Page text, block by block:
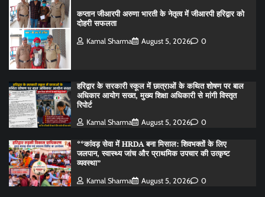
कप्तान जीआरपी अरुणा भारती के नेतृत्व में जीआरपी हरिद्वार को
दोहरी सफलता
Kamal Sharma August 5, 2026 0
हरिद्वार के सरकारी स्कूल में छात्राओं के कथित शोषण पर बाल
अधिकार आयोग सख्त, मुख्य शिक्षा अधिकारी से मांगी विस्तृत
रिपोर्ट
Kamal Sharma August 5, 2026 0
**कांवड़ सेवा में HRDA बना मिसाल: शिवभक्तों के लिए
जलपान, स्वास्थ्य जांच और प्राथमिक उपचार की उत्कृष्ट
व्यवस्था”
Kamal Sharma August 5, 2026 0